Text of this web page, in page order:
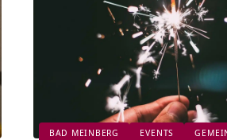
BAD MEINBERG EVENTS